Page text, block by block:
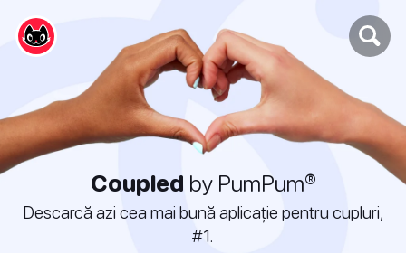
Coupled by PumPum®
Descarcă azi cea mai bună aplicație pentru cupluri,
#1.